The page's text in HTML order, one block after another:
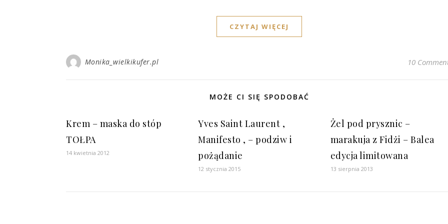
CZYTAJ WIĘCEJ
Monika_wielkikufer.pl 10
MOŻE CI SIĘ SPODOBAĆ
Krem – maska do stóp
TOŁPA
14 kwietnia 2012
Yves Saint Laurent ‚
Manifesto ‚ – podziw i
pożądanie
12 stycznia 2015
Żel pod prysznic –
marakuja z Fidżi – Balea
edycja limitowana
13 sierpnia 2013